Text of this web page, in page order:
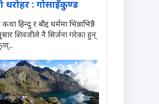
धरोहर : गोसाइँकुण्ड
हिन्दु र बौद्द धर्ममा भिन्नाभिन्नै
शिवजीले नै सिर्जना गरेका हुन्